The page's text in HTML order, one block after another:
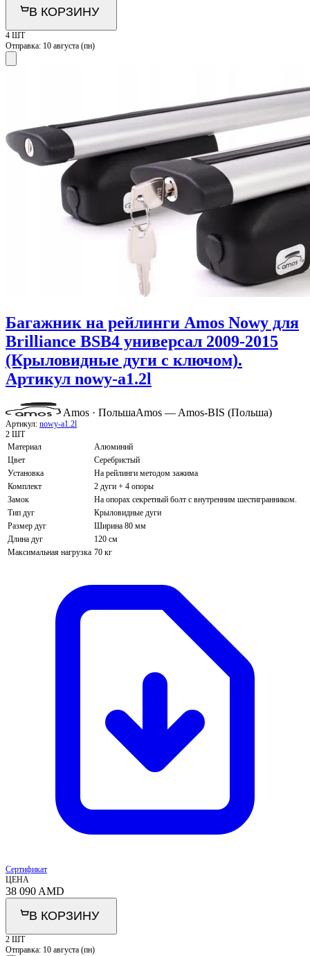
В КОРЗИНУ
4 ШТ
Отправка: 10 августа (пн)
Багажник на рейлинги Amos Nowy для
Brilliance BSB4 универсал 2009-2015
(Крыловидные дуги с ключом).
Артикул nowy-a1.2l
Amos · ПольшаAmos — Amos-BIS (Польша)
Артикул: nowy-a1.2l
2 ШТ
Материал
Алюминий
Цвет
Серебристый
Установка
На рейлинги методом зажима
Комплект
2 дуги + 4 опоры
Замок
На опорах секретный болт с внутренним шестигранником.
Тип дуг
Крыловидные дуги
Размер дуг
Ширина 80 мм
Длина дуг
120 см
Максимальная нагрузка 70 кг
Сертификат
ЦЕНА
38 090 AMD
В КОРЗИНУ
2 ШТ
Отправка: 10 августа (пн)